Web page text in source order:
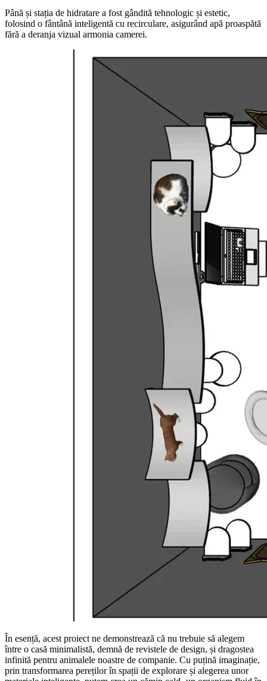
Până și stația de hidratare a fost gândită tehnologic și estetic,
folosind o fântână inteligentă cu recirculare, asigurând apă proaspătă
fără a deranja vizual armonia camerei.
În esență, acest proiect ne demonstrează că nu trebuie să alegem
între o casă minimalistă, demnă de revistele de design, și dragostea
infinită pentru animalele noastre de companie. Cu puțină imaginație,
prin transformarea pereților în spații de explorare și alegerea unor